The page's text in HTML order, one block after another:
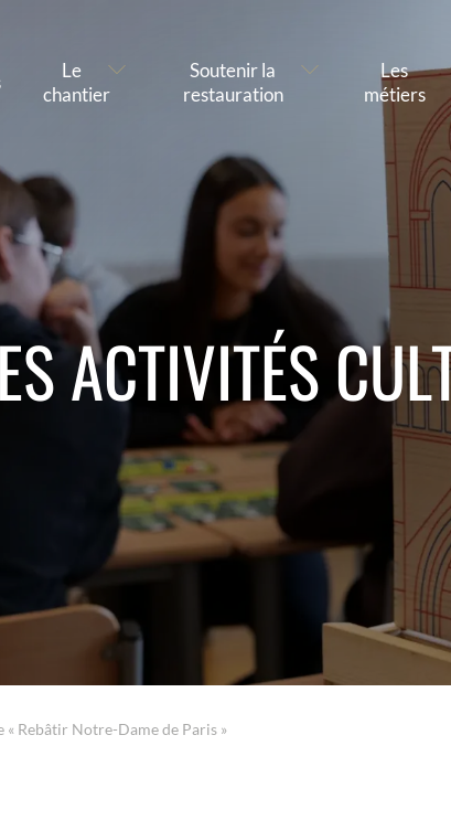
ACTIVITÉS
« Rebâtir Notre-Dame de Paris »
Le
chantier
Soutenir la
restauration
Les
métiers